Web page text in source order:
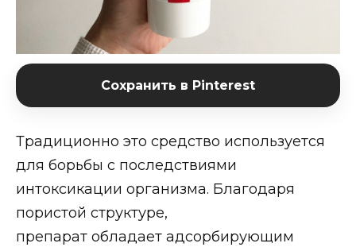
Сохранить в Pinterest
Традиционно это средство используется
для борьбы с последствиями
интоксикации организма. Благодаря
пористой структуре,
препарат обладает адсорбирующим